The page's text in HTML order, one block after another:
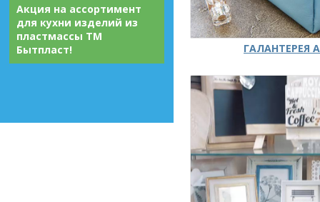
Акция на ассортимент
для кухни изделий из
пластмассы ТМ
Бытпласт!
ГАЛАНТЕРЕЯ